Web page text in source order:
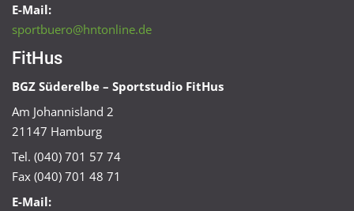
E-Mail:
sportbuero@hntonline.de
FitHus
BGZ Süderelbe – Sportstudio FitHus
Am Johannisland 2
21147 Hamburg
Tel. (040) 701 57 74
Fax (040) 701 48 71
E-Mail: